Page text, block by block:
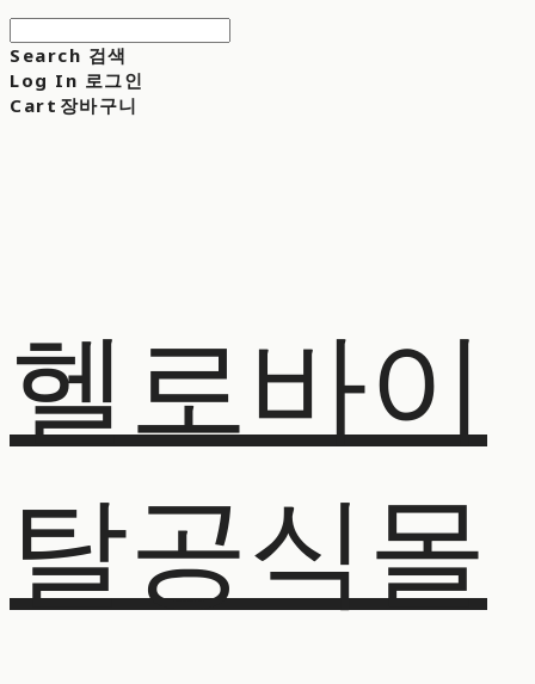
Search 검색
Log In 로그인
Cart 장바구니
헬로바이
탈공식몰